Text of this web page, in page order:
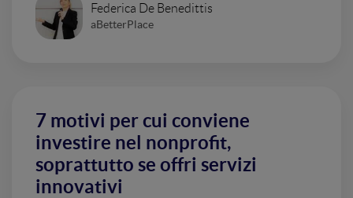
Federica De Benedittis
aBetterPlace
7 motivi per cui conviene
investire nel nonprofit,
soprattutto se offri servizi
innovativi